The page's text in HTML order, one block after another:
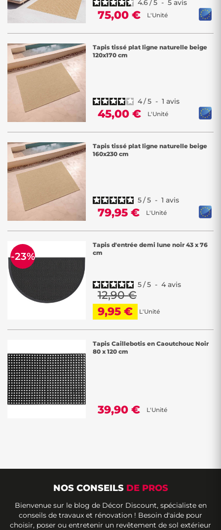
4.6/5 - 5 avis
75,00 € L'Unité
Tapis tissé plat ligne naturelle beige
120x170 cm
4/5 - 1 avis
45,00 € L'Unité
Tapis tissé plat ligne naturelle beige
160x230 cm
5/5 - 1 avis
79,95 € L'Unité
Tapis d'entrée demi lune noir 43 x 76
cm
5/5 - 4 avis
12,90 €
9,95 €
L'Unité
-23%
Tapis Caillebotis en Caoutchouc Noir
80 x 120 cm
39,90 € L'Unité
NOS CONSEILS DE PROS
Bienvenue sur le blog de Décor Discount, spécialiste en
conseils de travaux et rénovation ! Besoin d'aide pour
choisir, poser ou entretenir un revêtement de sol extérieur